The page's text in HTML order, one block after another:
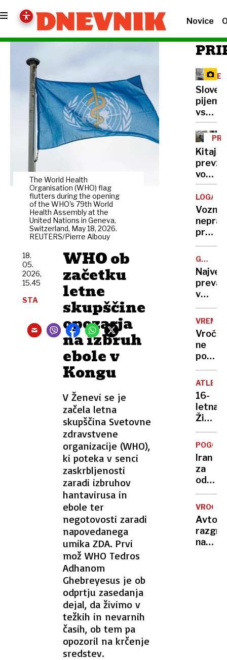
Novice
The World Health
Organisation (WHO) flag
flutters during the opening
of the WHO's 79th World
Health Assembly at the
United Nations in Geneva,
Switzerland, May 18, 2026.
REUTERS/Pierre Albouy
WHO ob
začetku
letne
skupščine
opozarja
na izbruh
ebole v
Kongu
V Ženevi se je
začela letna
skupščina Svetovne
zdravstvene
organizacije (WHO),
ki poteka v senci
zaskrbljenosti
zaradi izbruhov
hantavirusa in
ebole ter
negotovosti zaradi
napovedanega
umika ZDA. Prvi
mož WHO Tedros
Adhanom
Ghebreyesus je ob
odprtju zasedanja
dejal, da živimo v
težkih in nevarnih
časih, ob tem pa
opozoril na krčenje
sredstev.
18.
05.
2026,
15.45
STA
pijemo
vse
manj
mleka,
pa
se
nekoč
izdelki
vodilno
vlogo
tudi
pri
zdravil:
bodo
moji
Kitajci,
ne
je
GREGOR
v
ljudem
državo,
ki
sploh
ni
VREME
ne
do
konca
tedna
tudi
do
35
dežja
ni na
vidiku
16-
letna
Živa
Remic
v
teku
na
800
Iran
za
ožine
vojne,
Avto,
na